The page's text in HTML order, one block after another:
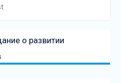
о развитии